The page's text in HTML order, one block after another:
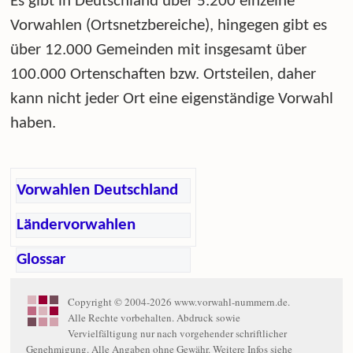
Vorwahlen (Ortsnetzbereiche), hingegen gibt es
über 12.000 Gemeinden mit insgesamt über
100.000 Ortenschaften bzw. Ortsteilen, daher
kann nicht jeder Ort eine eigenständige Vorwahl
haben.
Vorwahlen Deutschland
Ländervorwahlen
Glossar
Copyright © 2004-2026 www.vorwahl-nummern.de.
Alle Rechte vorbehalten. Abdruck sowie
Vervielfältigung nur nach vorgehender schriftlicher
Genehmigung. Alle Angaben ohne Gewähr. Weitere Infos siehe